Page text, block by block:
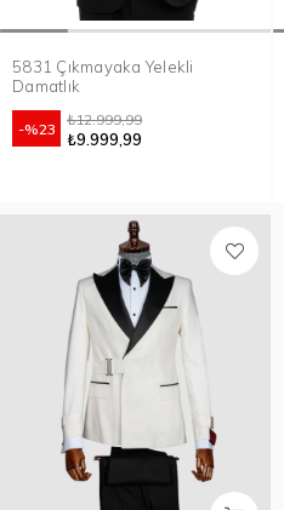
5831 Çıkmayaka Yelekli
Damatlık
%23
₺9.999,99
₺12.999,99